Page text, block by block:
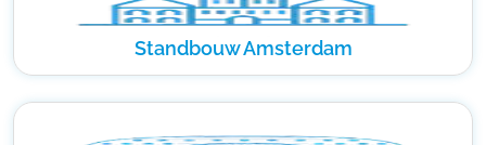
Standbouw Amsterdam